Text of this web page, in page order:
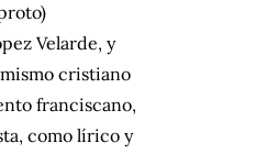
Velarde, y
cristiano
franciscano,
como lírico y